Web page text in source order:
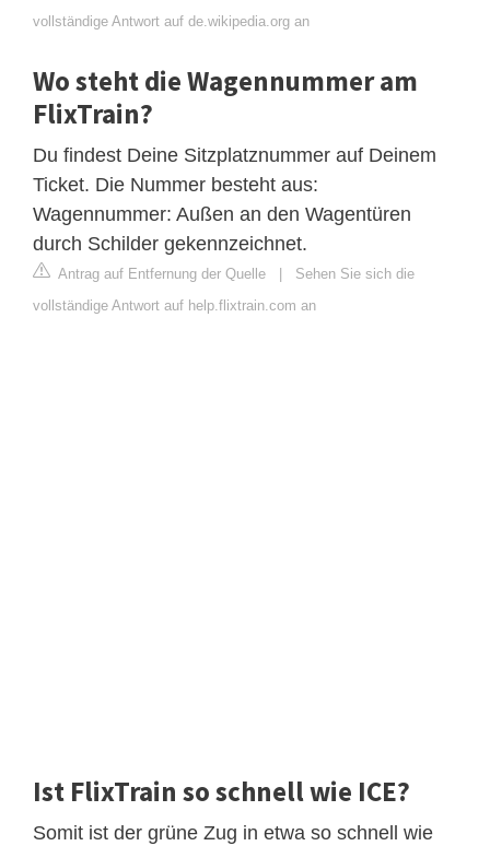
vollständige Antwort auf de.wikipedia.org an
Wo steht die Wagennummer am
FlixTrain?
Du findest Deine Sitzplatznummer auf Deinem
Ticket. Die Nummer besteht aus:
Wagennummer: Außen an den Wagentüren
durch Schilder gekennzeichnet.
Antrag auf Entfernung der Quelle
Sehen Sie sich die
vollständige Antwort auf help.flixtrain.com an
Ist FlixTrain so schnell wie ICE?
Somit ist der grüne Zug in etwa so schnell wie